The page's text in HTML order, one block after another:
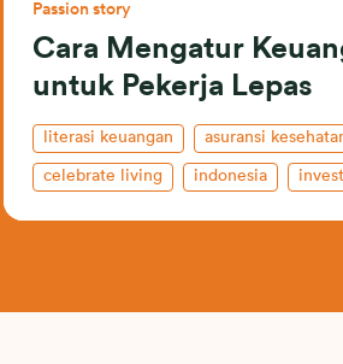
Passion story
Cara Mengatur
untuk Pekerja Lepas
literasi keuangan asuransi
celebrate living indonesia